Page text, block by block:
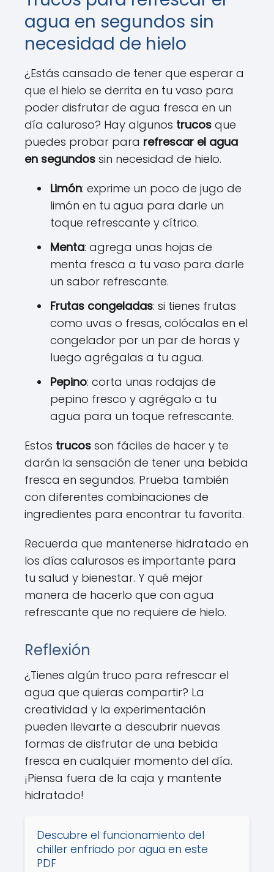
agua en segundos sin
necesidad de hielo
¿Estás cansado de tener que esperar a
que el hielo se derrita en tu vaso para
poder disfrutar de agua fresca en un
día caluroso? Hay algunos trucos que
puedes probar para refrescar el agua
en segundos sin necesidad de hielo.
Limón: exprime un poco de jugo de
limón en tu agua para darle un
toque refrescante y cítrico.
Menta: agrega unas hojas de
menta fresca a tu vaso para darle
un sabor refrescante.
Frutas congeladas: si tienes frutas
como uvas o fresas, colócalas en el
congelador por un par de horas y
luego agrégalas a tu agua.
Pepino: corta unas rodajas de
pepino fresco y agrégalo a tu
agua para un toque refrescante.
Estos trucos son fáciles de hacer y te
darán la sensación de tener una bebida
fresca en segundos. Prueba también
con diferentes combinaciones de
ingredientes para encontrar tu favorita.
Recuerda que mantenerse hidratado en
los días calurosos es importante para
tu salud y bienestar. Y qué mejor
manera de hacerlo que con agua
refrescante que no requiere de hielo.
Reflexión
¿Tienes algún truco para refrescar el
agua que quieras compartir? La
creatividad y la experimentación
pueden llevarte a descubrir nuevas
formas de disfrutar de una bebida
fresca en cualquier momento del día.
¡Piensa fuera de la caja y mantente
hidratado!
Descubre el funcionamiento del
chiller enfriado por agua en este
PDF